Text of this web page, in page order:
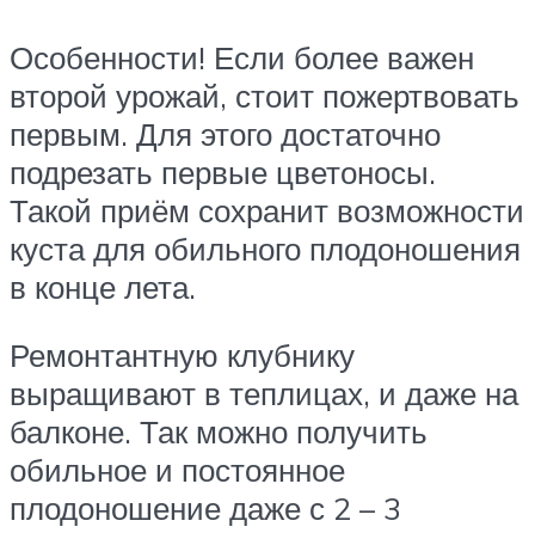
Особенности! Если более важен
второй урожай, стоит пожертвовать
первым. Для этого достаточно
подрезать первые цветоносы.
Такой приём сохранит возможности
куста для обильного плодоношения
в конце лета.
Ремонтантную клубнику
выращивают в теплицах, и даже на
балконе. Так можно получить
обильное и постоянное
плодоношение даже с 2 – 3